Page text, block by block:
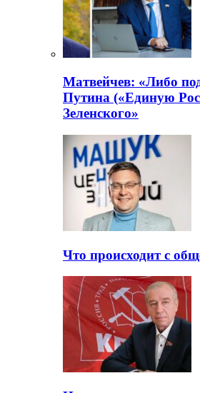
Матвейчев: «Либо
Путина («Единую
Зеленского»
Что происходит с